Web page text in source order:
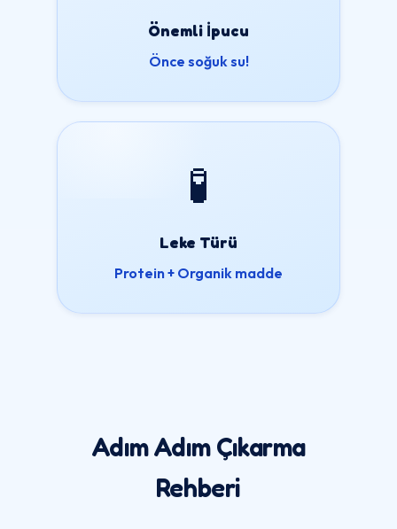
Önemli İpucu
Önce soğuk su!
🧪
Leke Türü
Protein + Organik madde
Adım Adım Çıkarma
Rehberi